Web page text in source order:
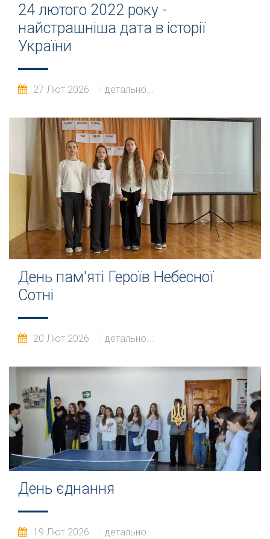
24 лютого 2022 року -
найстрашніша дата в історії
України
27 Лют 2026 детально...
День пам'яті Героїв Небесної
Сотні
20 Лют 2026 детально...
День єднання
19 Лют 2026 детально...